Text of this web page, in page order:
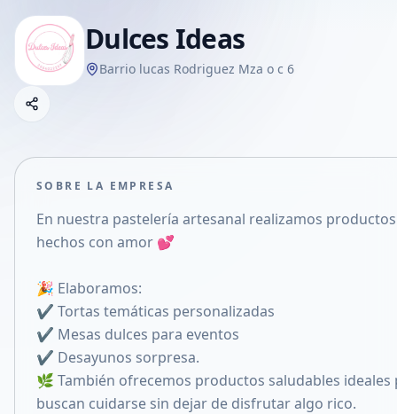
Dulces Ideas
Barrio lucas Rodriguez Mza o c 6
Compartir empresa
Compartir en X
SOBRE LA EMPRESA
En nuestra pastelería artesanal realizamos
hechos con amor 💕
🎉 Elaboramos:
✔ Tortas temáticas personalizadas
✔ Mesas dulces para eventos
✔ Desayunos sorpresa.
🌿 También ofrecemos productos saludables ideales
buscan cuidarse sin dejar de disfrutar algo rico.